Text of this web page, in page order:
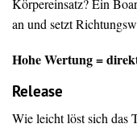
an und setzt
Hohe Wertung =
Release
Wie leicht löst sich das